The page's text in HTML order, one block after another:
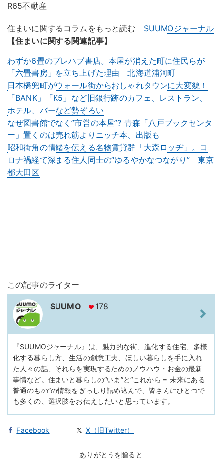
R65不動産
住まいに関するコラムをもっと読む SUUMOジャーナル
【住まいに関する関連記事】
わずか6畳のプレハブ書店。本屋が消えた町に住民らが
「六畳書房」を立ち上げた理由 北海道浦河町
日本橋兜町がウォール街からおしゃれタウンに大変貌！
「BANK」「K5」など旧銀行跡のカフェ、レストラン、
ホテル、バーなど勢ぞろい
なぜ図書館でなく”市営の本屋”? 青森「八戸ブックセンタ
ー」置くのは売れ筋よりニッチ本、出版も
昭和街角の情緒を伝える名物賃貸群「大森ロッヂ」。コ
ロナ禍経て深まる住人同士の“ゆるやかなつながり” 東京
都大田区
この記事のライター
SUUMO 178
『SUUMOジャーナル』は、魅力的な街、進化する住宅、多様
化する暮らし方、生活の創意工夫、ほしい暮らしを手に入れ
た人々の話、それらを実現するためのノウハウ・お金の最新
事情など。住まいと暮らしの“いま”と“これから＝ 未来にある
普通のもの”の情報をぎっしり詰め込んで、皆さんにひとつで
も多くの、選択肢をお伝えしたいと思っています。
Facebook X（旧Twitter）
ありがとうを贈ると